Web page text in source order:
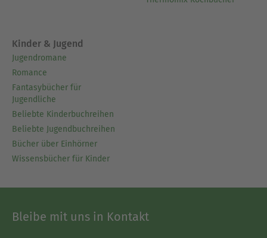
Kinder & Jugend
Jugendromane
Romance
Fantasybücher für
Jugendliche
Beliebte Kinderbuchreihen
Beliebte Jugendbuchreihen
Bücher über Einhörner
Wissensbücher für Kinder
Bleibe mit uns in Kontakt